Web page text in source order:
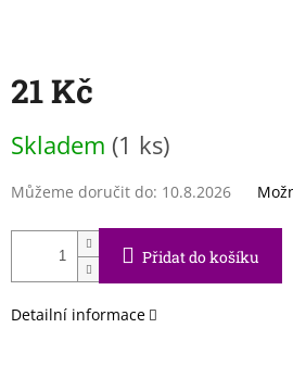
21 Kč
cena:
Skladem (1 ks)
Můžeme doručit do: 10.8.2026
Přidat do košíku
Detailní informace